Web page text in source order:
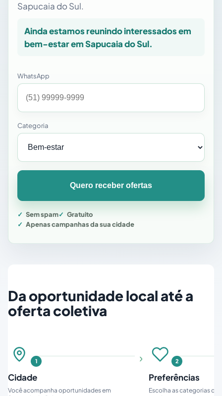
Sapucaia do Sul.
Ainda estamos reunindo interessados em
bem-estar em Sapucaia do Sul.
WhatsApp
Categoria
Quero receber ofertas
Sem spam
Gratuito
Apenas campanhas da sua cidade
Da oportunidade local até a
oferta coletiva
1
Cidade
Você acompanha oportunidades em
2
Preferências
Escolha as categorias